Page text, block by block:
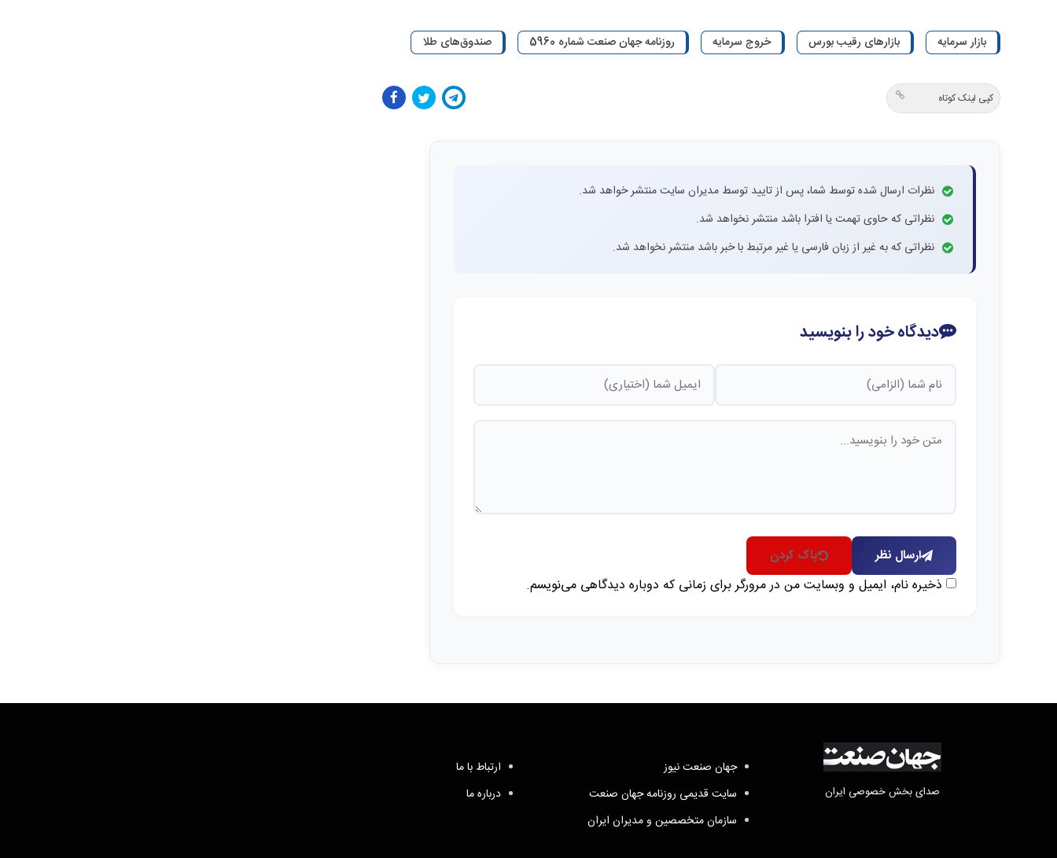
بازار سرمایه بازارهای رقیب بورس خروج سرمایه روزنامه جهان صنعت شماره 5960 صندوق‌های طلا
کپی لینک کوتاه
نظرات ارسال شده توسط شما، پس از تایید توسط مدیران سایت منتشر خواهد شد.
نظراتی که حاوی تهمت یا افترا باشد منتشر نخواهد شد.
نظراتی که به غیر از زبان فارسی یا غیر مرتبط با خبر باشد منتشر نخواهد شد.
دیدگاه خود را بنویسید
ارسال نظر پاک کردن
ذخیره نام، ایمیل و وبسایت من در مرورگر برای زمانی که دوباره دیدگاهی می‌نویسم.
صدای بخش خصوصی ایران
جهان صنعت نیوز
سایت قدیمی روزنامه جهان صنعت
سازمان متخصصین و مدیران ایران
ارتباط با ما
درباره ما